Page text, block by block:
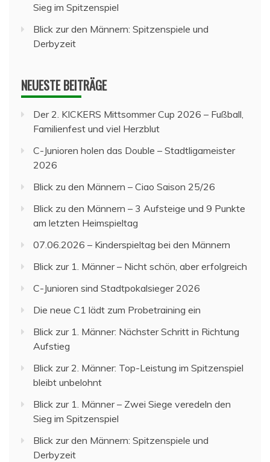
Sieg im Spitzenspiel
Blick zur den Männern: Spitzenspiele und
Derbyzeit
NEUESTE BEITRÄGE
Der 2. KICKERS Mittsommer Cup 2026 – Fußball,
Familienfest und viel Herzblut
C-Junioren holen das Double – Stadtligameister
2026
Blick zu den Männern – Ciao Saison 25/26
Blick zu den Männern – 3 Aufsteige und 9 Punkte
am letzten Heimspieltag
07.06.2026 – Kinderspieltag bei den Männern
Blick zur 1. Männer – Nicht schön, aber erfolgreich
C-Junioren sind Stadtpokalsieger 2026
Die neue C1 lädt zum Probetraining ein
Blick zur 1. Männer: Nächster Schritt in Richtung
Aufstieg
Blick zur 2. Männer: Top-Leistung im Spitzenspiel
bleibt unbelohnt
Blick zur 1. Männer – Zwei Siege veredeln den
Sieg im Spitzenspiel
Blick zur den Männern: Spitzenspiele und
Derbyzeit